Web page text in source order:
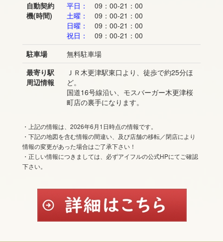
自動契約
機(時間)
平日：
09：00-21：00
土曜：
09：00-21：00
日曜：
09：00-21：00
祝日：
09：00-21：00
駐車場
無料駐車場
最寄り駅
周辺情報
ＪＲ木更津駅東口より、徒歩で約25分ほ
ど。
国道16号線沿い、モスバーガー木更津桜
町店の裏手になります。
・上記の情報は、2026年6月1日時点の情報です。
・下記の地図を含む情報の間違い、及び店舗の移転／閉店により
情報の変更があった場合はご了承下さい！
・正しい情報につきましては、必ずアイフルの公式HPにてご確認
下さい。